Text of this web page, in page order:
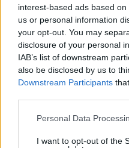
interest-based ads based
us or personal information
your opt-out. You may
disclosure of your personal
IAB’s list of downstream
also be disclosed by us to
Downstream Participants
Please note that this
not limited to your visit or
Personal Data
I want to opt-out of the
οστά”. Η κυβέρνηση
έχει διασφαλίσει την
μήκος του έργου, που
τη μία άκρη στην
χιλιόμετρα. Όπως και
διασφαλίσει τη
ΕΣΠΑ αλλά και από
σημείωσε στην